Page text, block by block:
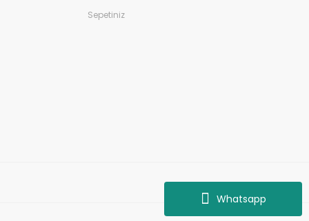
Whatsapp
Sepetiniz